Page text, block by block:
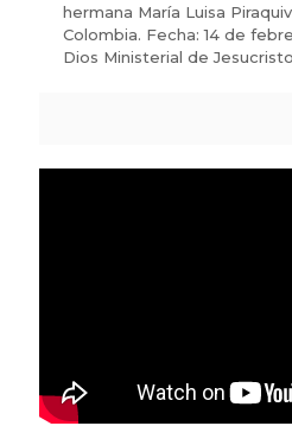
hermana María Luisa
Colombia. Fecha: 14 de
Dios Ministerial de Jesucristo